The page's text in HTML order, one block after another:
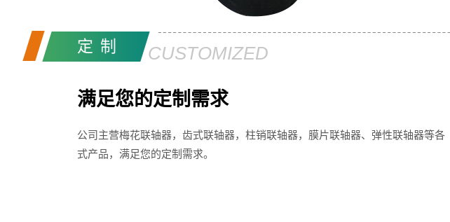
定制 CUSTOMIZED
满足您的定制需求
公司主营梅花联轴器，齿式联轴器，柱销联轴器，膜片联轴器、弹性联轴器等各
式产品，满足您的定制需求。